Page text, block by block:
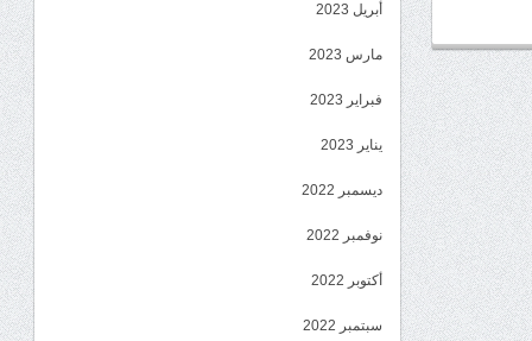
أبريل 2023
مارس 2023
فبراير 2023
يناير 2023
ديسمبر 2022
نوفمبر 2022
أكتوبر 2022
سبتمبر 2022